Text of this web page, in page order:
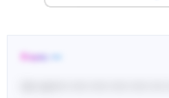
From: •••
im• ve••••• ••••• ••••• ••••• ••••• ••••